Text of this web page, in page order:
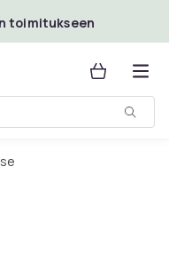
toimitukseen